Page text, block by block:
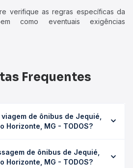
verifique as regras específicas da
como eventuais exigências
Frequentes
de ônibus de Jequié,
Horizonte, MG - TODOS?
leva em média 19h 38min,
a viação, o tipo de serviço
de ônibus de Jequié,
Horizonte, MG - TODOS?